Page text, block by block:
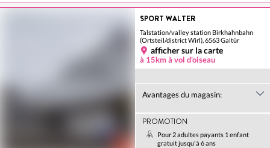
SPORT WALTER
Talstation/valley station Birkhahnbahn
(Ortsteil/district Wirl), 6563 Galtür
afficher sur la carte
à 15km à vol d'oiseau
Avantages du magasin:
PROMOTION
Pour 2 adultes payants 1 enfant
gratuit jusqu'à 6 ans